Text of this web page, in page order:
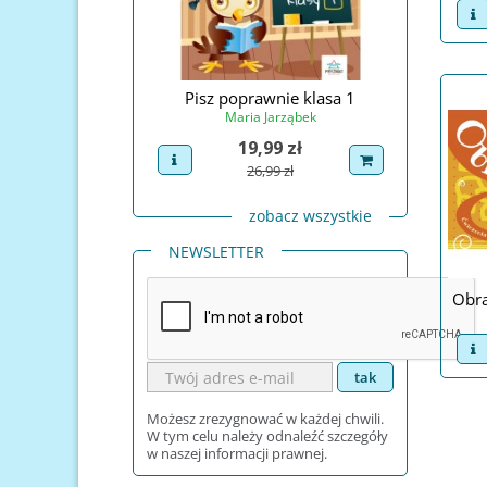
dodaj do koszyka
Pisz poprawnie klasa 1
Maria Jarząbek
view product
Cena
19,99 zł
Cena podstawowa
26,99 zł
dodaj do koszyka
view
zobacz wszystkie
NEWSLETTER
Możesz zrezygnować w każdej chwili.
W tym celu należy odnaleźć szczegóły
w naszej informacji prawnej.